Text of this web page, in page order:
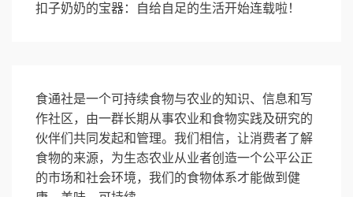
扣子奶奶的宝器：自给自足的生活开始连载啦！
食通社是一个可持续食物与农业的知识、信息和写
作社区，由一群长期从事农业和食物实践及研究的
伙伴们共同发起和管理。我们相信，让消费者了解
食物的来源，为生态农业从业者创造一个公平公正
的市场和社会环境，我们的食物体系才能做到健